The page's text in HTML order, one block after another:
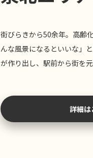
街びらきから50余年。高齢
んな風景になるといいな」
が作り出し、駅前から街を
詳細は